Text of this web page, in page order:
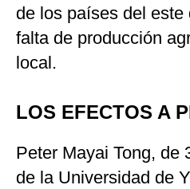
de los países del este
falta de producción
local.
LOS EFECTOS A
Peter Mayai Tong, de
de la Universidad de